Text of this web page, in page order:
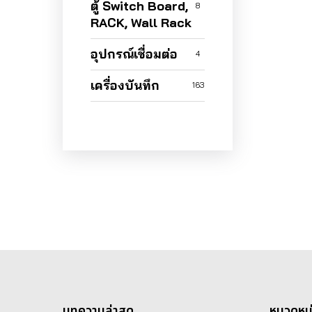
ตู้ Switch Board,
RACK, Wall Rack
8
อุปกรณ์เชื่อมต่อ 4
เครื่องบันทึก 163